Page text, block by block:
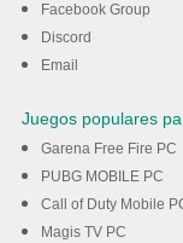
Facebook Group
Discord
Email
Juegos populares
Garena Free Fire PC
PUBG MOBILE PC
Call of Duty Mobile
Magis TV PC